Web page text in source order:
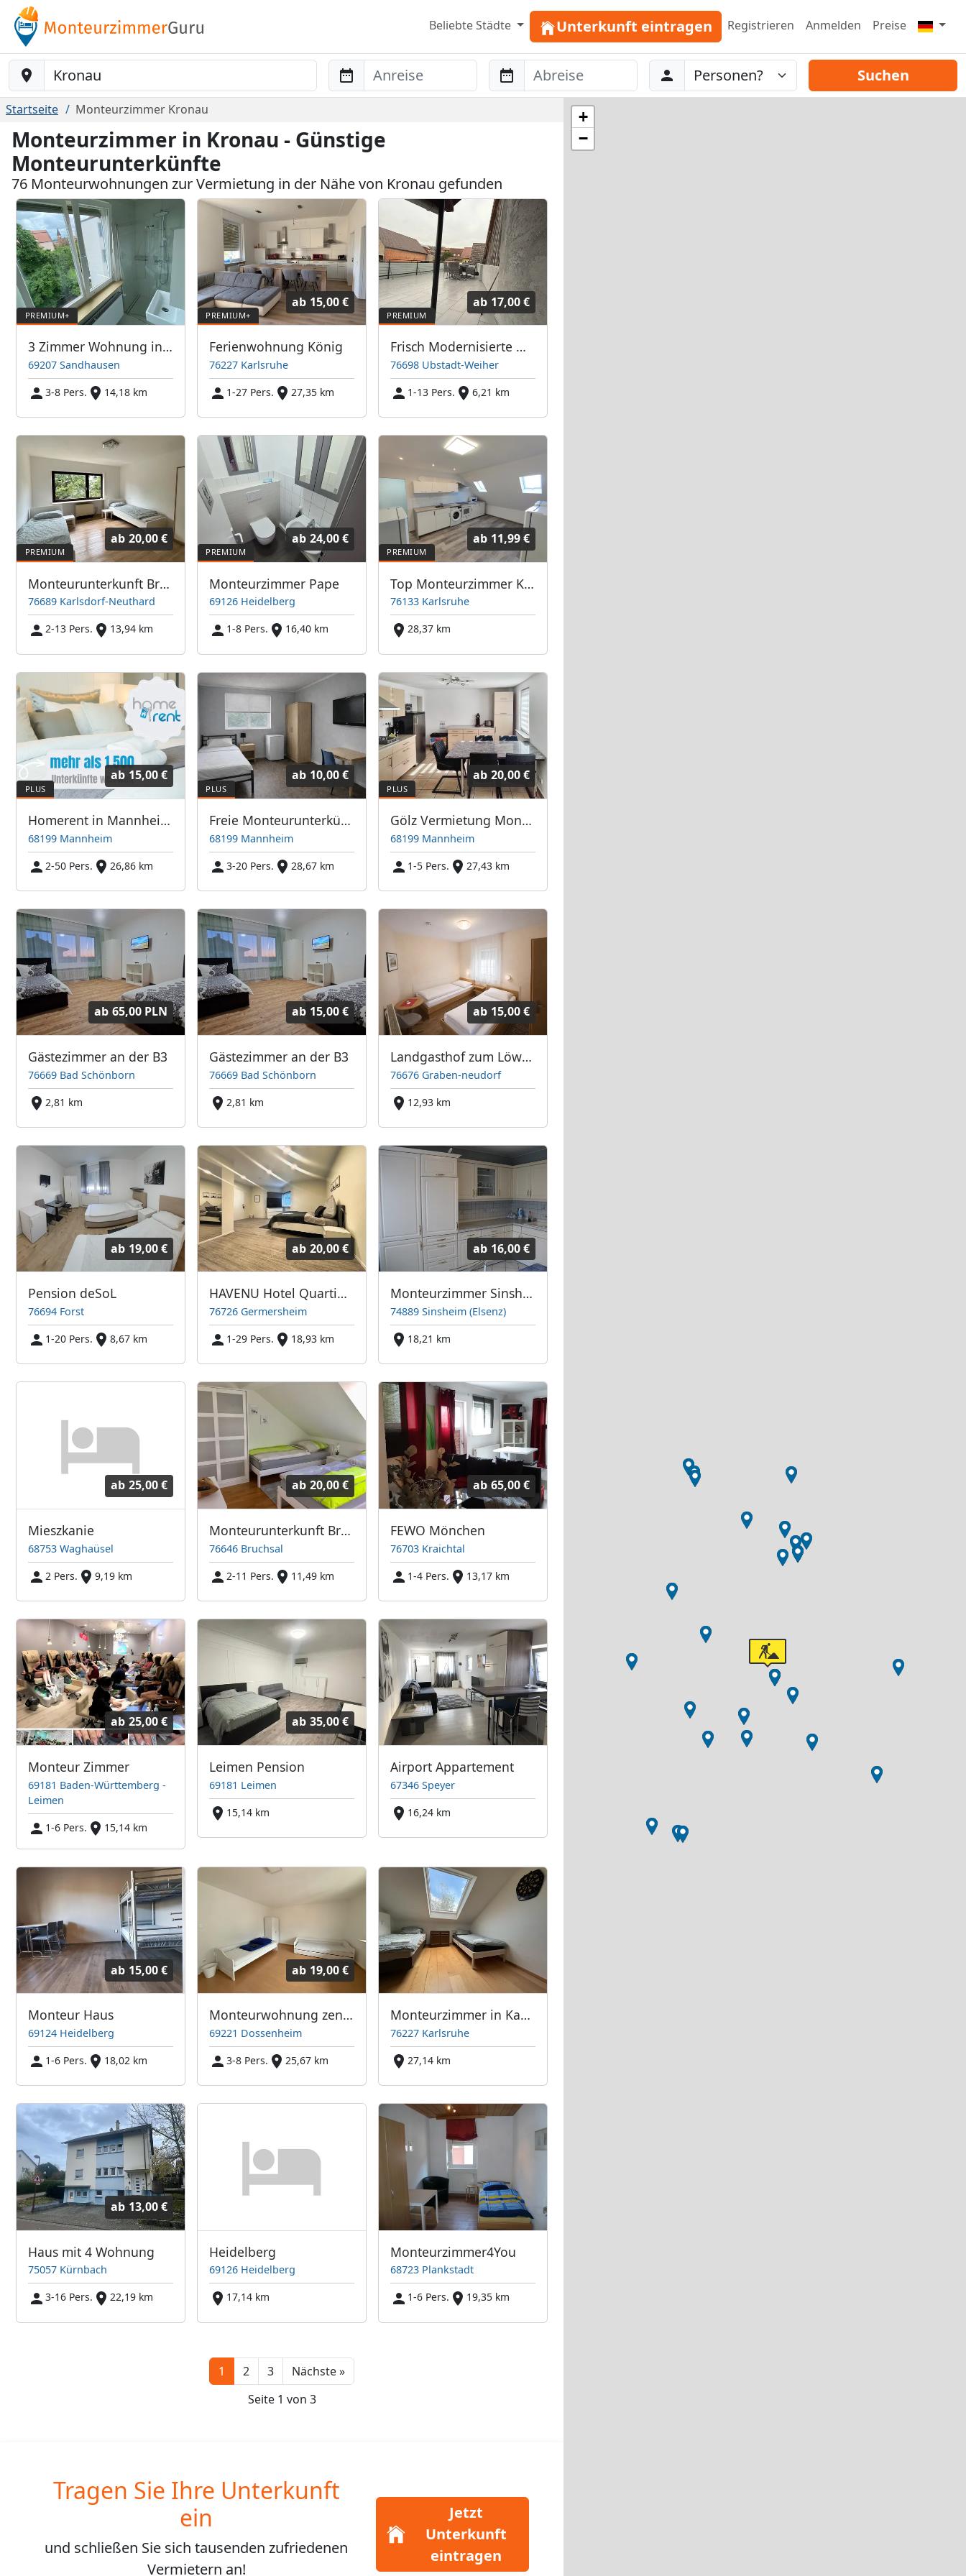
Beliebte Städte Unterkunft eintragen Registrieren Anmelden Preise
Baustelle-Location Anreise Abreise Abreise
Personen Suchen
Startseite Monteurzimmer Kronau
Monteurzimmer in Kronau - Günstige
Monteurunterkünfte
76 Monteurwohnungen zur Vermietung in der Nähe von Kronau gefunden
3 Zimmer Wohnung in Heidelberg
69207 Sandhausen
3-8 Pers.
14,18 km
ab 15,00 €
Ferienwohnung König
76227 Karlsruhe
1-27 Pers.
27,35 km
ab 17,00 €
Frisch Modernisierte Monteurzimmer Zeutern
76698 Ubstadt-Weiher
1-13 Pers.
6,21 km
ab 20,00 €
Monteurunterkunft Bruchsal/ Karlsruhe
76689 Karlsdorf-Neuthard
2-13 Pers.
13,94 km
ab 24,00 €
Monteurzimmer Pape
69126 Heidelberg
1-8 Pers.
16,40 km
ab 11,99 €
Top Monteurzimmer Karlsruhe & Umgebung
76133 Karlsruhe
28,37 km
ab 15,00 €
Homerent in Mannheim und Umgebung
68199 Mannheim
2-50 Pers.
26,86 km
ab 10,00 €
Freie Monteurunterkünfte in Mannheim – JETZT anrufen! Wir sprechen auch Polnisch
68199 Mannheim
3-20 Pers.
28,67 km
ab 20,00 €
Gölz Vermietung Monteurunterkunft Monteurzimmer Monteurwohnung Zimmer Unterkunft
68199 Mannheim
1-5 Pers.
27,43 km
ab 65,00 PLN
Gästezimmer an der B3
76669 Bad Schönborn
2,81 km
ab 15,00 €
Gästezimmer an der B3
76669 Bad Schönborn
2,81 km
ab 15,00 €
Landgasthof zum Löwen
76676 Graben-neudorf
12,93 km
ab 19,00 €
Pension deSoL
76694 Forst
1-20 Pers.
8,67 km
ab 20,00 €
HAVENU Hotel Quartier 8
76726 Germersheim
1-29 Pers.
18,93 km
ab 16,00 €
Monteurzimmer Sinsheim
74889 Sinsheim (Elsenz)
18,21 km
ab 25,00 €
Mieszkanie
68753 Waghaüsel
2 Pers.
9,19 km
ab 20,00 €
Monteurunterkunft Bruchsal Zentrum | 2 Wohnungen | je 5 Personen
76646 Bruchsal
2-11 Pers.
11,49 km
ab 65,00 €
FEWO Mönchen
76703 Kraichtal
1-4 Pers.
13,17 km
ab 25,00 €
Monteur Zimmer
69181 Baden-Württemberg -
Leimen
1-6 Pers.
15,14 km
ab 35,00 €
Leimen Pension
69181 Leimen
15,14 km
Airport Appartement
67346 Speyer
16,24 km
ab 15,00 €
Monteur Haus
69124 Heidelberg
1-6 Pers.
18,02 km
ab 19,00 €
Monteurwohnung zentral in Dossenheim bei Heidelberg
69221 Dossenheim
3-8 Pers.
25,67 km
Monteurzimmer in Karlsruhe-Durlach direkt an der A5!
76227 Karlsruhe
27,14 km
ab 13,00 €
Haus mit 4 Wohnung
75057 Kürnbach
3-16 Pers.
22,19 km
Heidelberg
69126 Heidelberg
17,14 km
Monteurzimmer4You
68723 Plankstadt
1-6 Pers.
19,35 km
1 2 3 Nächste »Next
Seite 1 von 3
Tragen Sie Ihre Unterkunft
ein
und schließen Sie sichtausenden zufriedenen
Vermietern an!
Jetzt
Unterkunft
eintragen
+
−